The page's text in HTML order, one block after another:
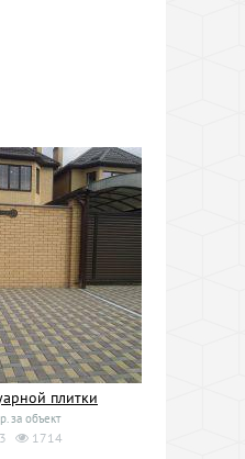
плитки
за объект
3 1714